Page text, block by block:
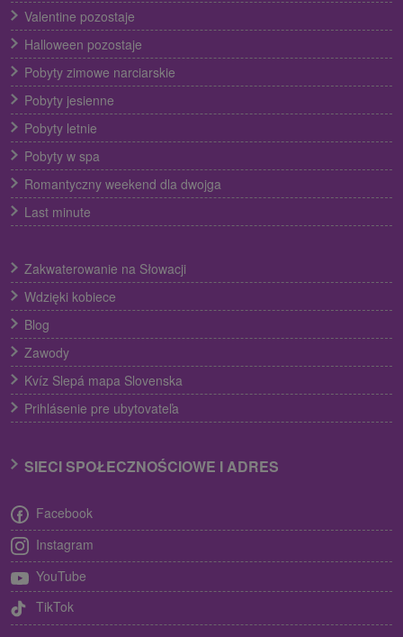
Valentine pozostaje
Halloween pozostaje
Pobyty zimowe narciarskie
Pobyty jesienne
Pobyty letnie
Pobyty w spa
Romantyczny weekend dla dwojga
Last minute
Zakwaterowanie na Słowacji
Wdzięki kobiece
Blog
Zawody
Kvíz Slepá mapa Slovenska
Prihlásenie pre ubytovateľa
SIECI SPOŁECZNOŚCIOWE I ADRES
Facebook
Instagram
YouTube
TikTok